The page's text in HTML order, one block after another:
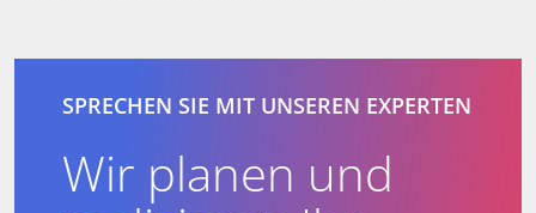
SPRECHEN SIE MIT UNSEREN EXPERTEN
Wir planen und